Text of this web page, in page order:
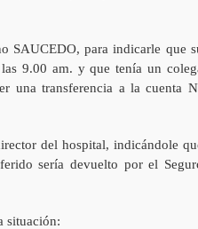
SAUCEDO, para indicarle que
9.00 am. y que tenía un
una transferencia a la cuenta
del hospital, indicándole
sería devuelto por el
situación: